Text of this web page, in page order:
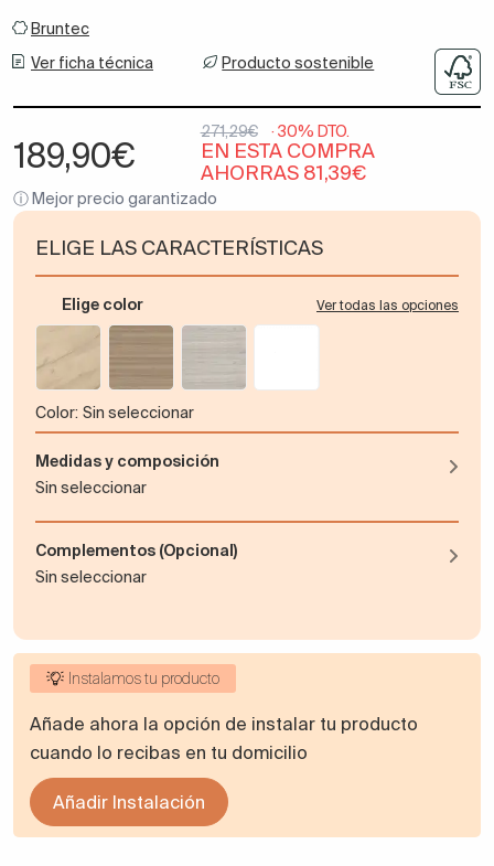
Bruntec
Ver ficha técnica
Producto sostenible
189,90€
271,29€ · 30% DTO.
EN ESTA COMPRA
AHORRAS 81,39€
ⓘ Mejor precio garantizado
ELIGE LAS CARACTERÍSTICAS
Elige color Ver todas las opciones
color: Sin seleccionar
Medidas y composición
Sin seleccionar
Complementos (Opcional)
Sin seleccionar
Instalamos tu producto
Añade ahora la opción de instalar tu producto
cuando lo recibas en tu domicilio
Añadir Instalación